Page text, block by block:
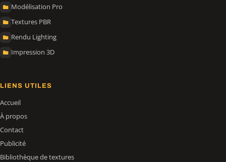
Modélisation Pro
Textures PBR
Rendu Lighting
Impression 3D
LIENS UTILES
Accueil
À propos
Contact
Publicité
Bibliothèque de textures